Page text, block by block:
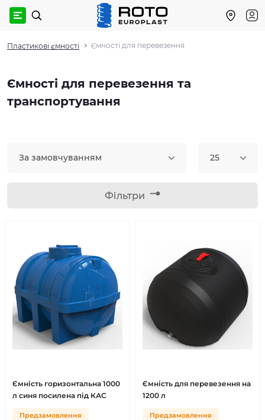
Пластикові ємності Ємності для перевезення
Ємності для перевезення та
транспортування
За замовчуванням 25
Фільтри
Ємність горизонтальна 1000
л синя посилена під КАС
Предзамовлення
Ємність для перевезення на
1200 л
Предзамовлення